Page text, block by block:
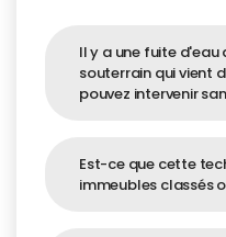
Il y a une fuite
souterrain qui vient
pouvez intervenir
Est-ce que cette
immeubles classés